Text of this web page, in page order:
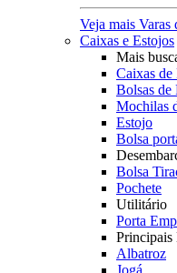
Veja mais Varas
Caixas e Estojos
Mais
Caixas de
Bolsas de
Mochilas
Estojo
Bolsa
Bolsa
Pochete
Utilitário
Porta
Principais
Albatroz
Jogá